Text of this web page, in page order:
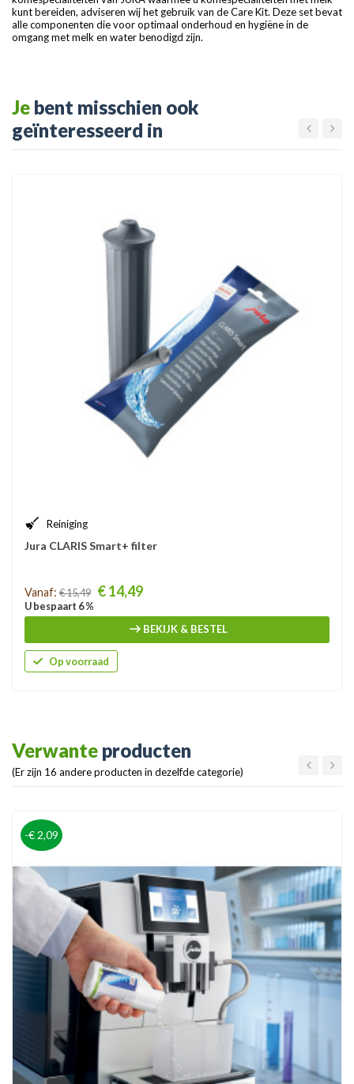
kunt bereiden, adviseren wij het gebruik van de Care Kit. Deze set bevat
alle componenten die voor optimaal onderhoud en hygiëne in de
omgang met melk en water benodigd zijn.
Je bent misschien ook
geïnteresseerd in
Reiniging
Jura CLARIS Smart+ filter
Prijs
Vanaf: € 15,49 € 14,49
U bespaart 6 %
BEKIJK & BESTEL
Op voorraad
Verwante producten
(Er zijn 16 andere producten in dezelfde categorie)
-€ 2,09